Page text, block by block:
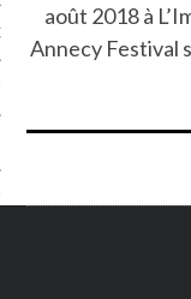
août 2018 à
Annecy Festival